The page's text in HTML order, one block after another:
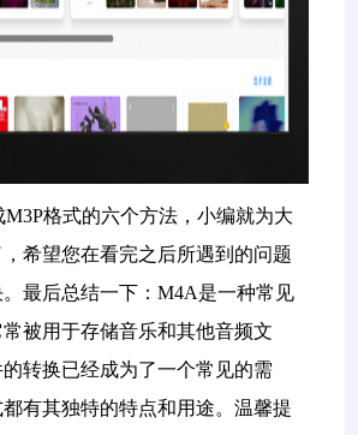
格式的六个方法，小编就为大
希望您在看完之后所遇到的问题
最后总结一下：M4A是一种常见
被用于存储音乐和其他音频文
转换已经成为了一个常见的需
有其独特的特点和用途。温馨提